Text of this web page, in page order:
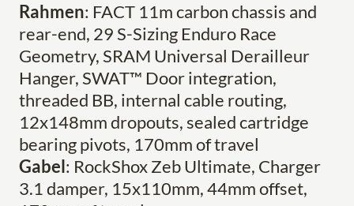
Rahmen: FACT 11m carbon chassis and
rear-end, 29 S-Sizing Enduro Race
Geometry, SRAM Universal Derailleur
Hanger, SWAT™ Door integration,
threaded BB, internal cable routing,
12x148mm dropouts, sealed cartridge
bearing pivots, 170mm of travel
Gabel: RockShox Zeb Ultimate, Charger
3.1 damper, 15x110mm, 44mm offset,